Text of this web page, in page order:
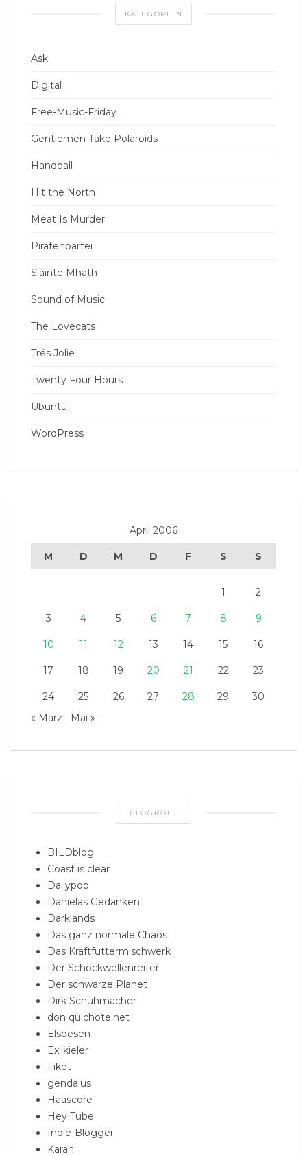
KATEGORIEN
Ask
Digital
Free-Music-Friday
Gentlemen Take Polaroids
Handball
Hit the North
Meat Is Murder
Piratenpartei
Slàinte Mhath
Sound of Music
The Lovecats
Trés Jolie
Twenty Four Hours
Ubuntu
WordPress
April 2006
M D M D F S S
1 2
3 4 5 6 7 8 9
10 11 12 13 14 15 16
17 18 19 20 21 22 23
24 25 26 27 28 29
30
« März
Mai »
BLOGROLL
BILDblog
Coast is clear
Dailypop
Danielas Gedanken
Darklands
Das ganz normale Chaos
Das Kraftfuttermischwerk
Der Schockwellenreiter
Der schwarze Planet
Dirk Schuhmacher
don quichote.net
Elsbesen
Exilkieler
Fiket
gendalus
Haascore
Hey Tube
Indie-Blogger
Karan